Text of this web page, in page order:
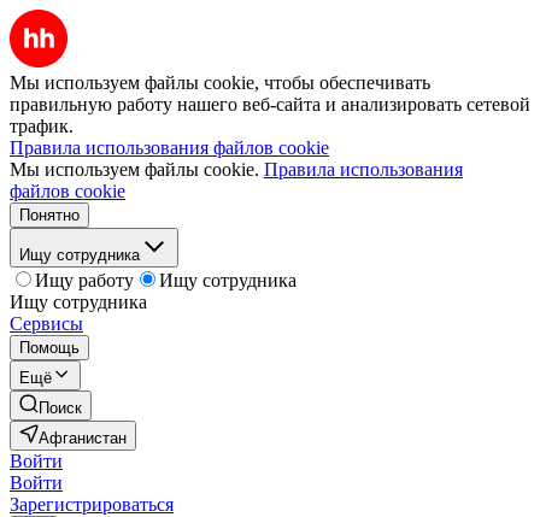
Мы используем файлы cookie, чтобы обеспечивать
правильную работу нашего веб-сайта и анализировать сетевой
трафик.
Правила использования файлов cookie
Мы используем файлы cookie. Правила использования
файлов cookie
Понятно
Ищу сотрудника
Ищу работу
Ищу сотрудника
Ищу сотрудника
Сервисы
Помощь
Ещё
Поиск
Афганистан
Войти
Войти
Зарегистрироваться